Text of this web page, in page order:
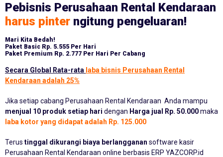
Pebisnis Perusahaan Rental Kendaraan
harus pinter ngitung pengeluaran!
Mari Kita Bedah!
Paket Basic Rp. 5.555 Per Hari
Paket Premium Rp. 2.777 Per Hari Per Cabang
Secara Global Rata-rata laba bisnis Perusahaan Rental
Kendaraan adalah 25%
Jika setiap cabang Perusahaan Rental Kendaraan Anda mampu
menjual 10 produk setiap hari dengan Harga jual Rp. 50.000maka
laba kotor yang didapat adalah Rp. 125.000
Terus tinggal dikurangi biaya berlangganan software kasir
Perusahaan Rental Kendaraan online berbasis ERP YAZCORP.id